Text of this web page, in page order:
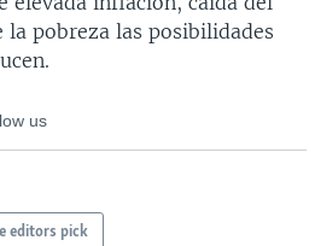
pobreza las posibilidades
us
editors pick